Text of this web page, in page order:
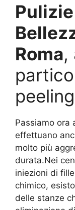
Roma,
Passiamo ora
effettuano
molto più
durata.Nei
iniezioni di
chimico,
delle stanze